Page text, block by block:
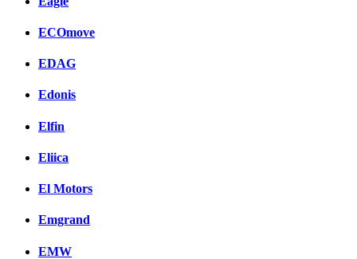
ECOmove
EDAG
Edonis
Elfin
Eliica
El Motors
Emgrand
EMW